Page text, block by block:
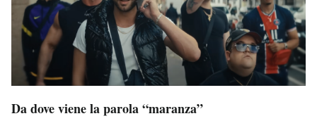
Da dove viene la parola “maranza”